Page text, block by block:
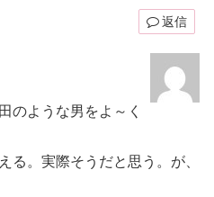
返信
のような男をよ～く
る。実際そうだと思う。が、